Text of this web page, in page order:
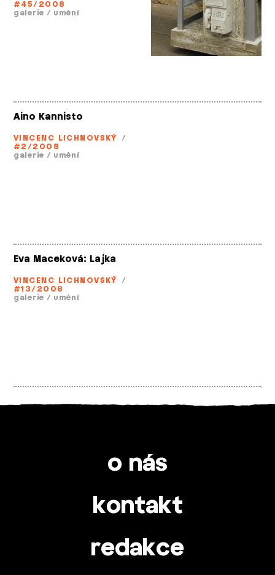
#45/2008
galerie / umění
Aino Kannisto
VINCENC LICHNOVSKÝ /
#2/2008
galerie / umění
Eva Maceková: Lajka
VINCENC LICHNOVSKÝ /
#13/2008
galerie / umění
o nás
kontakt
redakce